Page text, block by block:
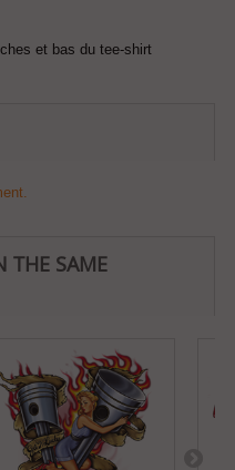
et bas du tee-shirt
THE SAME